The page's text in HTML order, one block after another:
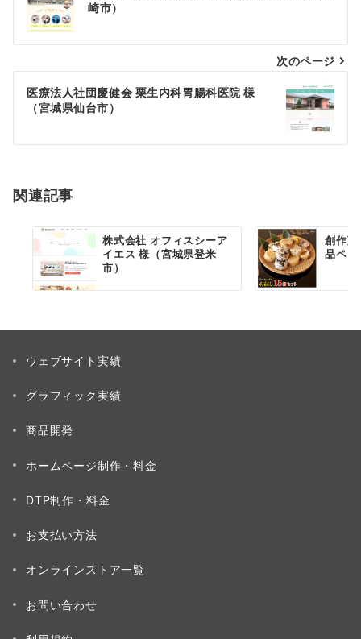
稿
ナ
ビ
ゲ
シ
ン
崎市）
次のページ
医療法人社団慶健会 栗生内科胃腸科医院 様
（宮城県仙台市）
関連記事
株式会社 オフィスシーア
イエス 様（宮城県登米
市）
創作
品ペー
ウェブサイト実績
グラフィック実績
商品開発
ホームページ制作・料金
DTP制作・料金
お支払い方法
オンラインストア一覧
お問い合わせ